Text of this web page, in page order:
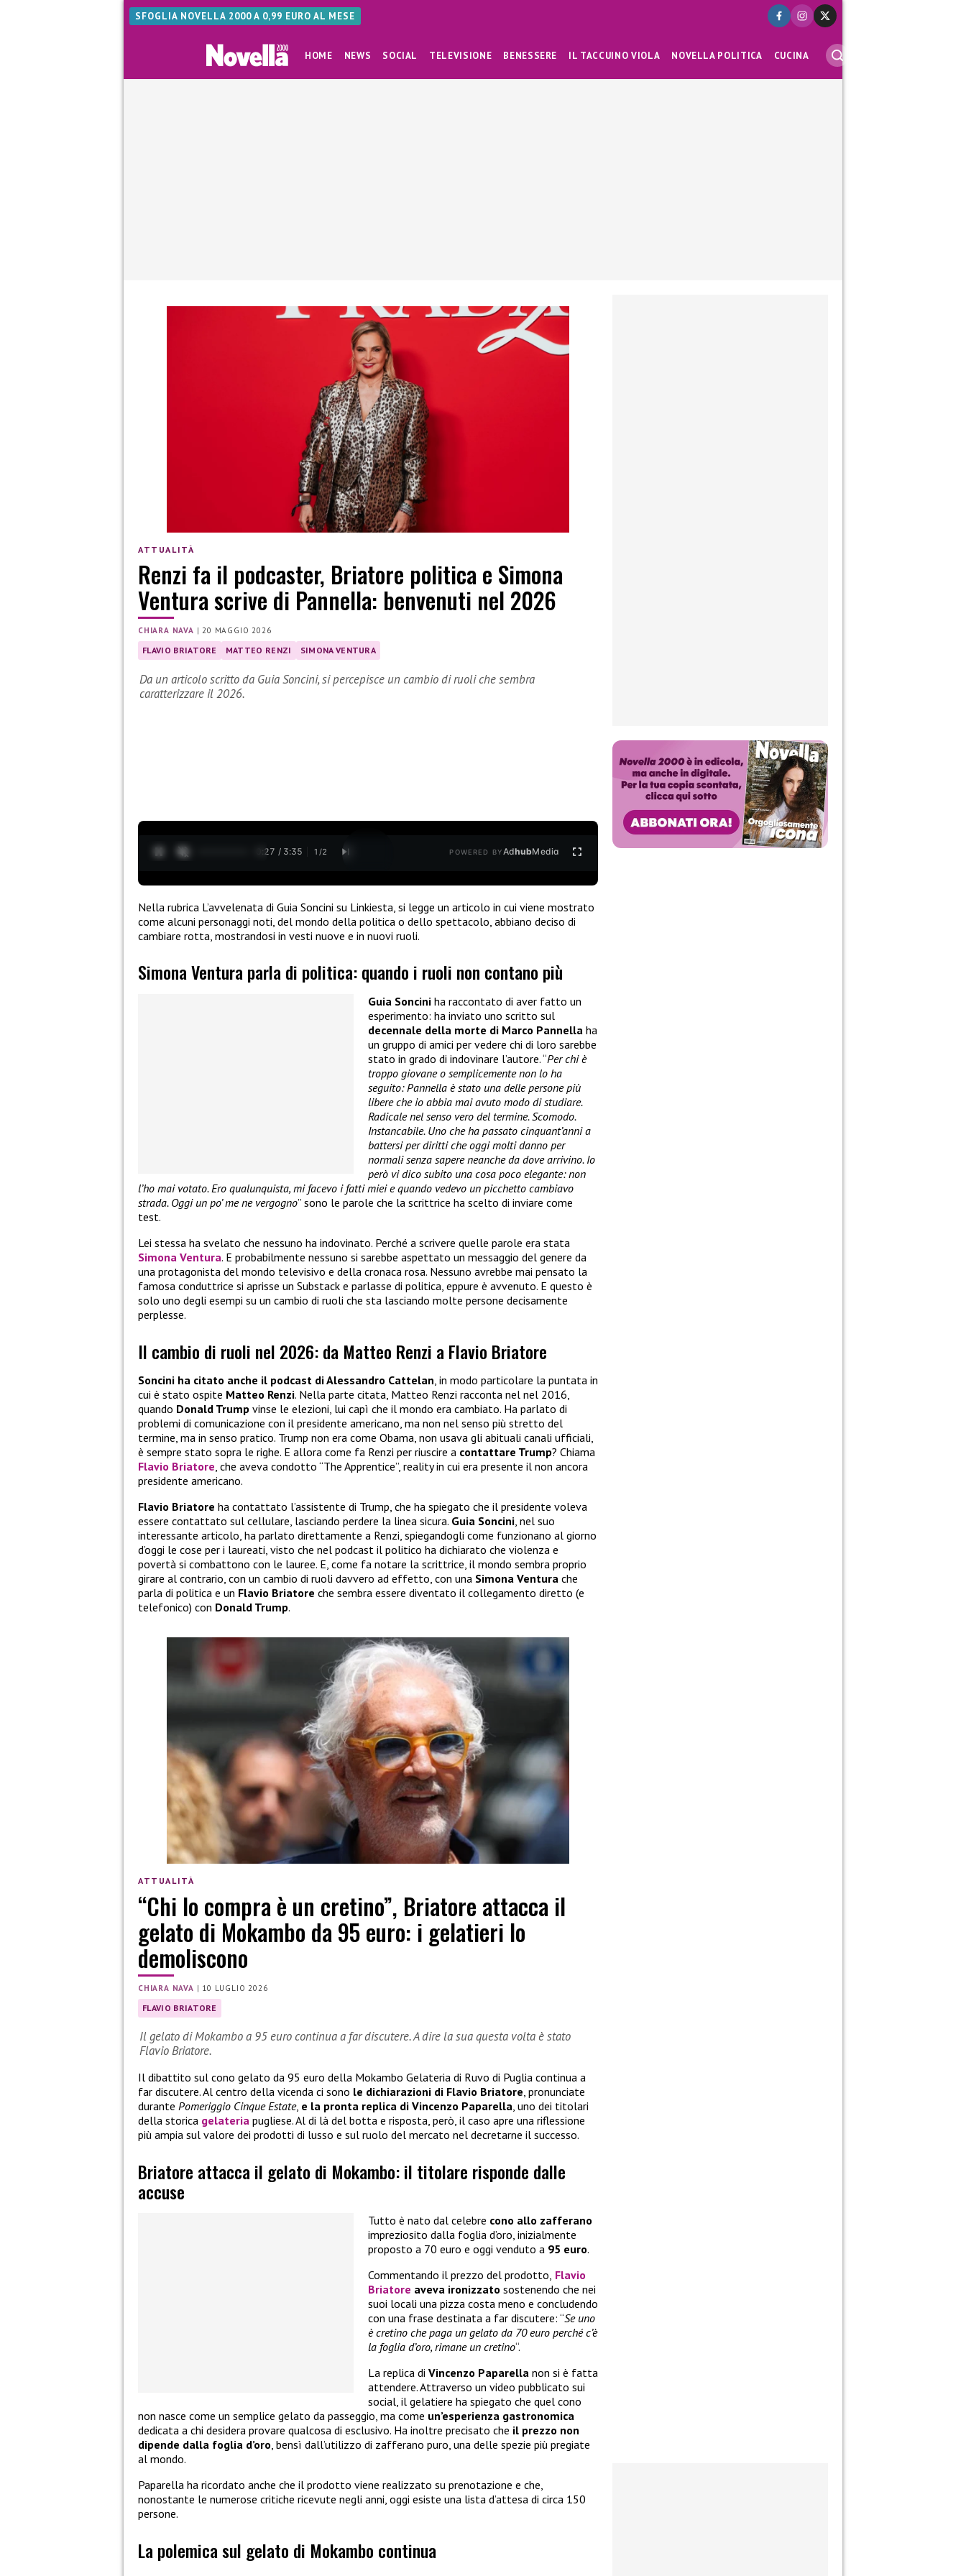
SFOGLIA NOVELLA 2000 A 0,99 EURO AL MESE
HOME NEWS SOCIAL TELEVISIONE BENESSERE IL TACCUINO VIOLA NOVELLA POLITICA CUCINA
ATTUALITÀ
Renzi fa il podcaster, Briatore politica e Simona
Ventura scrive di Pannella: benvenuti nel 2026
CHIARA NAVA |20 MAGGIO 2026
FLAVIO BRIATORE MATTEO RENZI SIMONA VENTURA
Da un articolo scritto da Guia Soncini, si percepisce un cambio di ruoli che sembra
caratterizzare il 2026.
0:28 / 3:35 1 /2 POWERED BYAdhubMedia
Nella rubrica L’avvelenata di Guia Soncini su Linkiesta, si legge un articolo in cui viene mostrato
come alcuni personaggi noti, del mondo della politica o dello spettacolo, abbiano deciso di
cambiare rotta, mostrandosi in vesti nuove e in nuovi ruoli.
Simona Ventura parla di politica: quando i ruoli non contano più
Guia Soncini ha raccontato di aver fatto un
esperimento: ha inviato uno scritto sul
decennale della morte di Marco Pannella ha
un gruppo di amici per vedere chi di loro sarebbe
stato in grado di indovinare l’autore. “Per chi è
troppo giovane o semplicemente non lo ha
seguito: Pannella è stato una delle persone più
libere che io abbia mai avuto modo di studiare.
Radicale nel senso vero del termine. Scomodo.
Instancabile. Uno che ha passato cinquant’anni a
battersi per diritti che oggi molti danno per
normali senza sapere neanche da dove arrivino. Io
però vi dico subito una cosa poco elegante: non
l’ho mai votato. Ero qualunquista, mi facevo i fatti miei e quando vedevo un picchetto cambiavo
strada. Oggi un po’ me ne vergogno” sono le parole che la scrittrice ha scelto di inviare come
test.
Lei stessa ha svelato che nessuno ha indovinato. Perché a scrivere quelle parole era stata
Simona Ventura. E probabilmente nessuno si sarebbe aspettato un messaggio del genere da
una protagonista del mondo televisivo e della cronaca rosa. Nessuno avrebbe mai pensato la
famosa conduttrice si aprisse un Substack e parlasse di politica, eppure è avvenuto. E questo è
solo uno degli esempi su un cambio di ruoli che sta lasciando molte persone decisamente
perplesse.
Il cambio di ruoli nel 2026: da Matteo Renzi a Flavio Briatore
Soncini ha citato anche il podcast di Alessandro Cattelan, in modo particolare la puntata in
cui è stato ospite Matteo Renzi. Nella parte citata, Matteo Renzi racconta nel nel 2016,
quando Donald Trump vinse le elezioni, lui capì che il mondo era cambiato. Ha parlato di
problemi di comunicazione con il presidente americano, ma non nel senso più stretto del
termine, ma in senso pratico. Trump non era come Obama, non usava gli abituali canali ufficiali,
è sempre stato sopra le righe. E allora come fa Renzi per riuscire a contattare Trump? Chiama
Flavio Briatore, che aveva condotto “The Apprentice”, reality in cui era presente il non ancora
presidente americano.
Flavio Briatore ha contattato l’assistente di Trump, che ha spiegato che il presidente voleva
essere contattato sul cellulare, lasciando perdere la linea sicura. Guia Soncini, nel suo
interessante articolo, ha parlato direttamente a Renzi, spiegandogli come funzionano al giorno
d’oggi le cose per i laureati, visto che nel podcast il politico ha dichiarato che violenza e
povertà si combattono con le lauree. E, come fa notare la scrittrice, il mondo sembra proprio
girare al contrario, con un cambio di ruoli davvero ad effetto, con una Simona Ventura che
parla di politica e un Flavio Briatore che sembra essere diventato il collegamento diretto (e
telefonico) con Donald Trump.
ATTUALITÀ
“Chi lo compra è un cretino”, Briatore attacca il
gelato di Mokambo da 95 euro: i gelatieri lo
demoliscono
CHIARA NAVA | 10 LUGLIO 2026
FLAVIO BRIATORE
Il gelato di Mokambo a 95 euro continua a far discutere. A dire la sua questa volta è stato
Flavio Briatore.
Il dibattito sul cono gelato da 95 euro della Mokambo Gelateria di Ruvo di Puglia continua a
far discutere. Al centro della vicenda ci sono le dichiarazioni di Flavio Briatore, pronunciate
durante Pomeriggio Cinque Estate, e la pronta replica di Vincenzo Paparella, uno dei titolari
della storica gelateria pugliese. Al di là del botta e risposta, però, il caso apre una riflessione
più ampia sul valore dei prodotti di lusso e sul ruolo del mercato nel decretarne il successo.
Briatore attacca il gelato di Mokambo: il titolare risponde dalle
accuse
Tutto è nato dal celebre cono allo zafferano
impreziosito dalla foglia d’oro, inizialmente
proposto a 70 euro e oggi venduto a 95 euro.
Commentando il prezzo del prodotto, Flavio
Briatore aveva ironizzato sostenendo che nei
suoi locali una pizza costa meno e concludendo
con una frase destinata a far discutere: “Se uno
è cretino che paga un gelato da 70 euro perché c’è
la foglia d’oro, rimane un cretino“.
La replica di Vincenzo Paparella non si è fatta
attendere. Attraverso un video pubblicato sui
social, il gelatiere ha spiegato che quel cono
non nasce come un semplice gelato da passeggio, ma come un’esperienza gastronomica
dedicata a chi desidera provare qualcosa di esclusivo. Ha inoltre precisato che il prezzo non
dipende dalla foglia d’oro, bensì dall’utilizzo di zafferano puro, una delle spezie più pregiate
al mondo.
Paparella ha ricordato anche che il prodotto viene realizzato su prenotazione e che,
nonostante le numerose critiche ricevute negli anni, oggi esiste una lista d’attesa di circa 150
persone.
La polemica sul gelato di Mokambo continua